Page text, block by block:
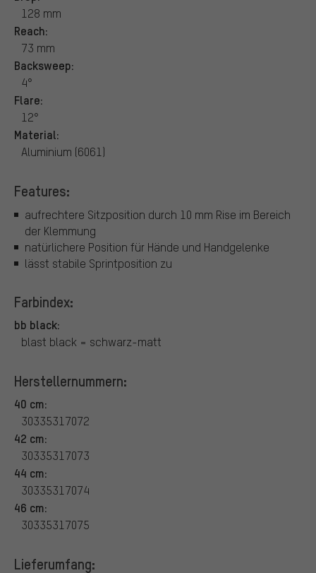
128 mm
Reach:
73 mm
Backsweep:
4°
Flare:
12°
Material:
Aluminium (6061)
Features:
aufrechtere Sitzposition durch 10 mm Rise im Bereich
der Klemmung
natürlichere Position für Hände und Handgelenke
lässt stabile Sprintposition zu
Farbindex:
bb black:
blast black = schwarz-matt
Herstellernummern:
40 cm:
30335317072
42 cm:
30335317073
44 cm:
30335317074
46 cm:
30335317075
Lieferumfang: